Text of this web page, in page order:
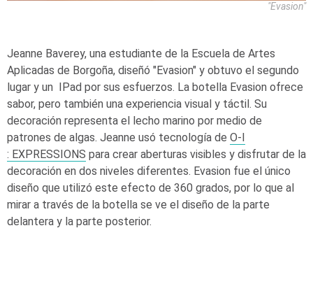
"Evasion"
Jeanne Baverey, una estudiante de la Escuela de Artes
Aplicadas de Borgoña, diseñó "Evasion" y obtuvo el segundo
lugar y un IPad por sus esfuerzos. La botella Evasion ofrece
sabor, pero también una experiencia visual y táctil. Su
decoración representa el lecho marino por medio de
patrones de algas. Jeanne usó tecnología de O-I
: EXPRESSIONS para crear aberturas visibles y disfrutar de la
decoración en dos niveles diferentes. Evasion fue el único
diseño que utilizó este efecto de 360 grados, por lo que al
mirar a través de la botella se ve el diseño de la parte
delantera y la parte posterior.